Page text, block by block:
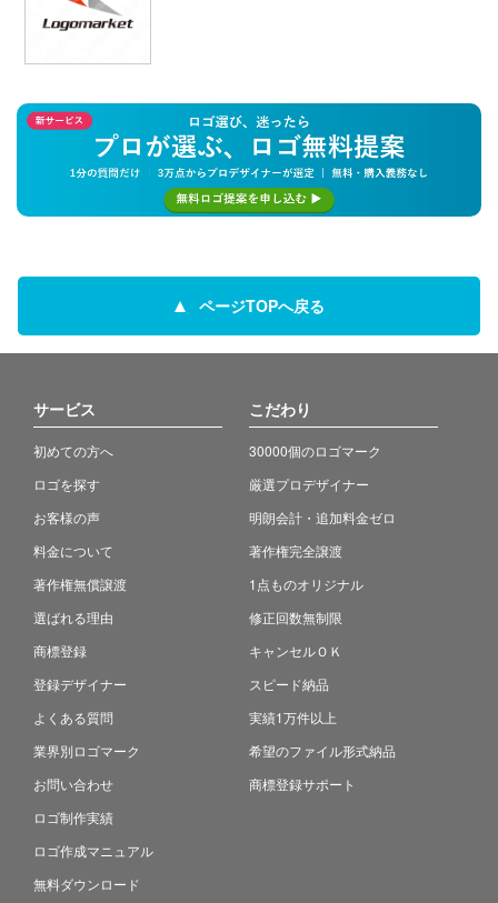
ページTOPへ戻る
サービス
初めての方へ
ロゴを探す
お客様の声
料金について
著作権無償譲渡
選ばれる理由
商標登録
登録デザイナー
よくある質問
業界別ロゴマーク
お問い合わせ
ロゴ制作実績
ロゴ作成マニュアル
無料ダウンロード
こだわり
30000個のロゴマーク
厳選プロデザイナー
明朗会計・追加料金ゼロ
著作権完全譲渡
1点ものオリジナル
修正回数無制限
キャンセルＯＫ
スピード納品
実績1万件以上
希望のファイル形式納品
商標登録サポート